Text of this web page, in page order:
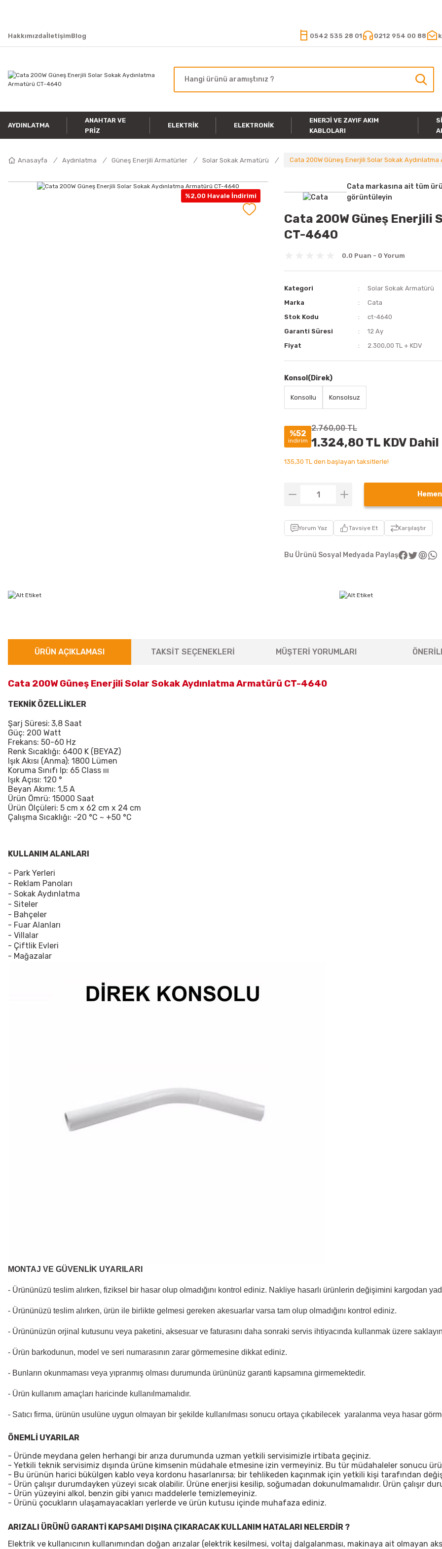
HakkımızdaİletişimBlog 0542 535 28 01 0212 954 00 88
AYDINLATMA
ANAHTAR VE
PRIZ
ELEKTRIK ELEKTRONIK
ENERJI VE ZAYIF AKIM
KABLOLARI
Anasayfa Aydınlatma Güneş Enerjili Armatürler Solar Sokak Armatürü Cata 200W Güneş Enerjili Solar Sokak
%2,00 Havale İndirimi
Cata markasına ait tüm
görüntüleyin
Cata 200W Güneş Enerjili
CT-4640
0.0 Puan - 0 Yorum
Kategori
Solar Sokak Armatürü
Marka
Cata
Stok Kodu
ct-4640
Garanti Süresi
12 Ay
Fiyat
2.300,00 TL + KDV
Konsol(Direk)
Konsollu Konsolsuz
%52
indirim
2.760,00 TL
1.324,80 TL KDV Dahil
135,30 TL den başlayan taksitlerle!
Hemen
Yorum Yaz Tavsiye Et Karşılaştır
Bu Ürünü Sosyal Medyada Paylaş
ÜRÜN AÇIKLAMASI TAKSİT SEÇENEKLERİ MÜŞTERİ YORUMLARI
Cata 200W Güneş Enerjili Solar Sokak Aydınlatma Armatürü CT-4640
TEKNİK ÖZELLİKLER
Şarj Süresi: 3,8 Saat
Güç: 200 Watt
Frekans: 50-60 Hz
Renk Sıcaklığı: 6400 K (BEYAZ)
Işık Akısı (Anma): 1800 Lümen
Koruma Sınıfı Ip: 65 Class ııı
Işık Açısı: 120 °
Beyan Akımı: 1,5 A
Ürün Ömrü: 15000 Saat
Ürün Ölçüleri: 5 cm x 62 cm x 24 cm
Çalışma Sıcaklığı: -20 °C ~ +50 °C
KULLANIM ALANLARI
- Park Yerleri
- Reklam Panoları
- Sokak Aydınlatma
- Siteler
- Bahçeler
- Fuar Alanları
- Villalar
- Çiftlik Evleri
- Mağazalar
MONTAJ VE GÜVENLİK UYARILARI
- Ürününüzü teslim alırken, fiziksel bir hasar olup olmadığını kontrol ediniz. Nakliye hasarlı ürünlerin değişimini kargodan
- Ürününüzü teslim alırken, ürün ile birlikte gelmesi gereken akesuarlar varsa tam olup olmadığını kontrol ediniz.
- Ürününüzün orjinal kutusunu veya paketini, aksesuar ve faturasını daha sonraki servis ihtiyacında kullanmak üzere
- Ürün barkodunun, model ve seri numarasının zarar görmemesine dikkat ediniz.
- Bunların okunmaması veya yıpranmış olması durumunda ürününüz garanti kapsamına girmemektedir.
- Ürün kullanım amaçları haricinde kullanılmamalıdır.
- Satıcı firma, ürünün usulüne uygun olmayan bir şekilde kullanılması sonucu ortaya çıkabilecek yaralanma veya hasar
ÖNEMLİ UYARILAR
- Üründe meydana gelen herhangi bir arıza durumunda uzman yetkili servisimizle irtibata geçiniz.
- Yetkili teknik servisimiz dışında ürüne kimsenin müdahale etmesine izin vermeyiniz. Bu tür müdahaleler sonucu
- Bu ürünün harici bükülgen kablo veya kordonu hasarlanırsa; bir tehlikeden kaçınmak için yetkili kişi tarafından
- Ürün çalışır durumdayken yüzeyi sıcak olabilir. Ürüne enerjisi kesilip, soğumadan dokunulmamalıdır. Ürün çalışır
- Ürün yüzeyini alkol, benzin gibi yanıcı maddelerle temizlemeyiniz.
- Ürünü çocukların ulaşamayacakları yerlerde ve ürün kutusu içinde muhafaza ediniz.
ARIZALI ÜRÜNÜ GARANTİ KAPSAMI DIŞINA ÇIKARACAK KULLANIM HATALARI NELERDİR ?
Elektrik ve kullanıcının kullanımından doğan arızalar (elektrik kesilmesi, voltaj dalgalanması, makinaya ait olmayan